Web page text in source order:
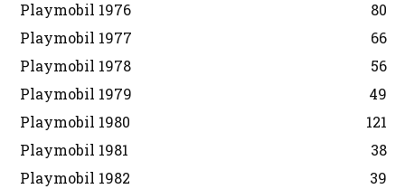
Playmobil 1976
80
Playmobil 1977
66
Playmobil 1978
56
Playmobil 1979
49
Playmobil 1980
121
Playmobil 1981
38
Playmobil 1982
39